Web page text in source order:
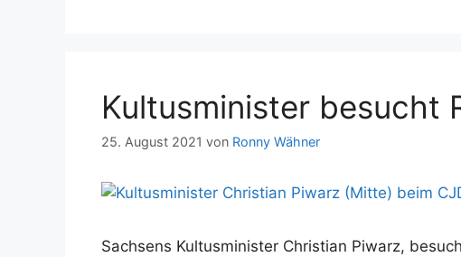
Kultusminister besucht
25. August 2021 von Ronny Wähner
Sachsens Kultusminister Christian Piwarz,